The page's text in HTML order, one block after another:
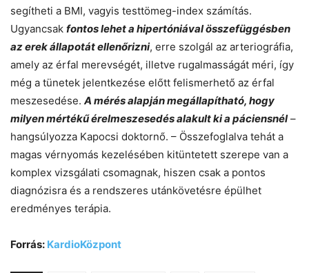
segítheti a BMI, vagyis testtömeg-index számítás.
Ugyancsak fontos lehet a hipertóniával összefüggésben
az erek állapotát ellenőrizni, erre szolgál az arteriográfia,
amely az érfal merevségét, illetve rugalmasságát méri, így
még a tünetek jelentkezése előtt felismerhető az érfal
meszesedése. A mérés alapján megállapítható, hogy
milyen mértékű érelmeszesedés alakult ki a páciensnél–
hangsúlyozza Kapocsi doktornő. – Összefoglalva tehát a
magas vérnyomás kezelésében kitüntetett szerepe van a
komplex vizsgálati csomagnak, hiszen csak a pontos
diagnózisra és a rendszeres utánkövetésre épülhet
eredményes terápia.
Forrás: KardioKözpont